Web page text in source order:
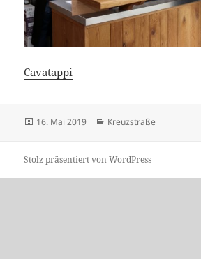
Cavatappi
Veröffentlicht
16. Mai 2019 Kategorien
Kreuzstraße
Stolz präsentiert von WordPress